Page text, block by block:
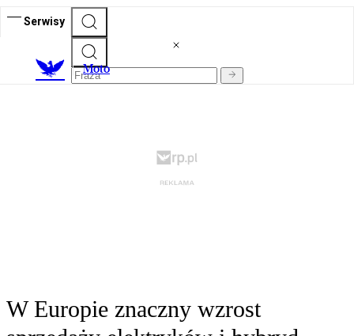
Serwisy
Moto
W Europie znaczny wzrost